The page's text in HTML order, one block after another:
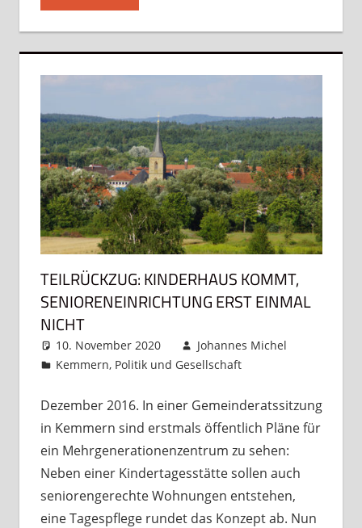
TEILRÜCKZUG: KINDERHAUS KOMMT,
SENIORENEINRICHTUNG ERST EINMAL
NICHT
10. November 2020
Johannes Michel
Kemmern, Politik und Gesellschaft
Dezember 2016. In einer Gemeinderatssitzung
in Kemmern sind erstmals öffentlich Pläne für
ein Mehrgenerationenzentrum zu sehen:
Neben einer Kindertagesstätte sollen auch
seniorengerechte Wohnungen entstehen,
eine Tagespflege rundet das Konzept ab. Nun